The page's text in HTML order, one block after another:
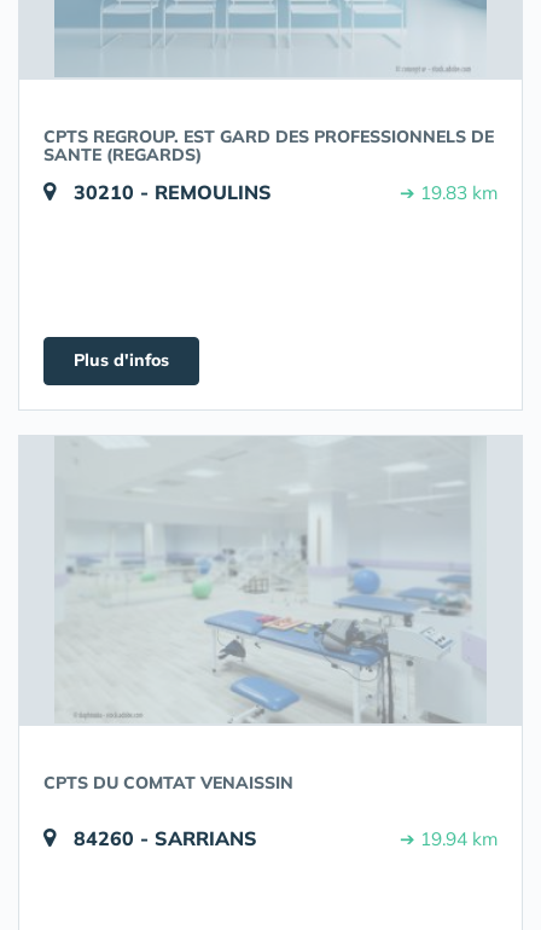
CPTS REGROUP. EST GARD DES PROFESSIONNELS DE
SANTE (REGARDS)
30210 - REMOULINS ➔ 19.83 km
Plus d'infos
CPTS DU COMTAT VENAISSIN
84260 - SARRIANS ➔ 19.94 km